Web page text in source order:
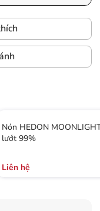
Nón HEDON
lướt 99%
Liên hệ